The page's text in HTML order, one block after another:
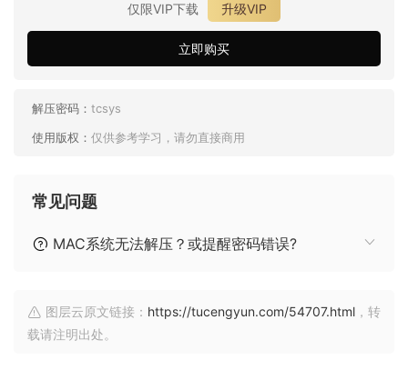
仅限VIP下载
升级VIP
立即购买
解压密码： tcsys
使用版权： 仅供参考学习，请勿直接商用
常见问题
MAC系统无法解压？或提醒密码错误?
图层云原文链接： https://tucengyun.com/54707.html ，转
载请注明出处。